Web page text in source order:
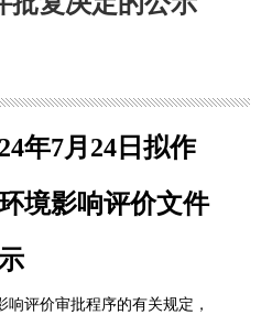
4年7月 24 日拟作
境影响评价文件
响评价审批程序的有关规定，